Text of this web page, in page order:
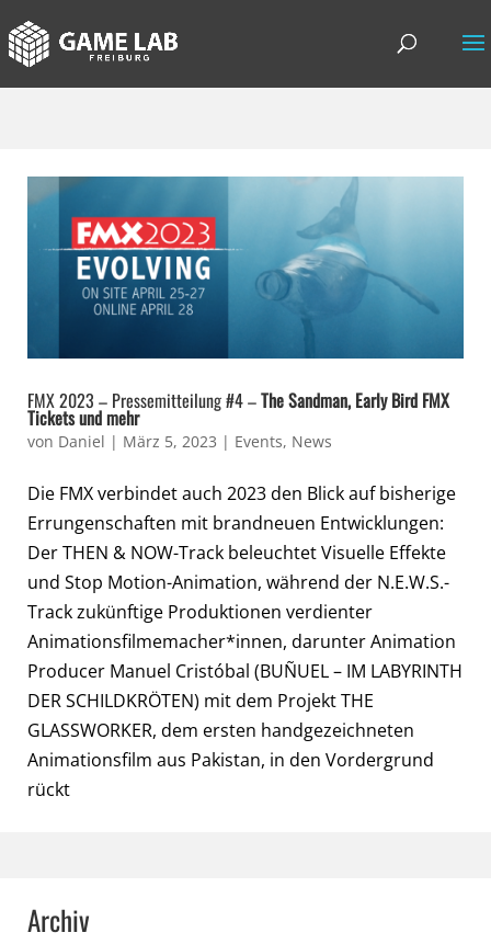
FMX 2023 – Pressemitteilung #4 –The Sandman, Early Bird FMX
Tickets und mehr
von Daniel | März 5, 2023 | Events, News
Die FMX verbindet auch 2023 den Blick auf bisherige
Errungenschaften mit brandneuen Entwicklungen:
Der THEN & NOW-Track beleuchtet Visuelle Effekte
und Stop Motion-Animation, während der N.E.W.S.-
Track zukünftige Produktionen verdienter
Animationsfilmemacher*innen, darunter Animation
Producer Manuel Cristóbal (BUÑUEL – IM LABYRINTH
DER SCHILDKRÖTEN) mit dem Projekt THE
GLASSWORKER, dem ersten handgezeichneten
Animationsfilm aus Pakistan, in den Vordergrund
rückt
Archiv